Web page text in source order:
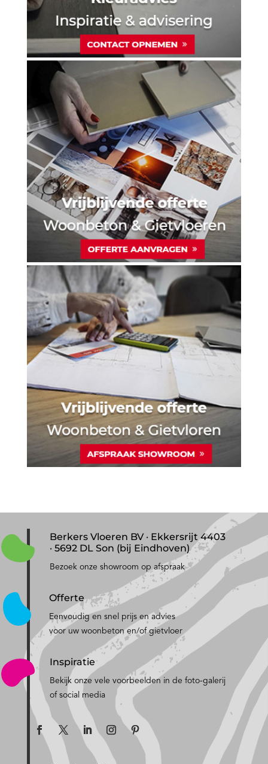
Berkers Vloeren BV · Ekkersrijt 4403
· 5692 DL Son (bij Eindhoven)
Bezoek onze showroom op afspraak
Offerte
Eenvoudig en snel prijs en advies
voor uw woonbeton en/of gietvloer
Inspiratie
Bekijk onze vele voorbeelden in de foto-galerij
of social media